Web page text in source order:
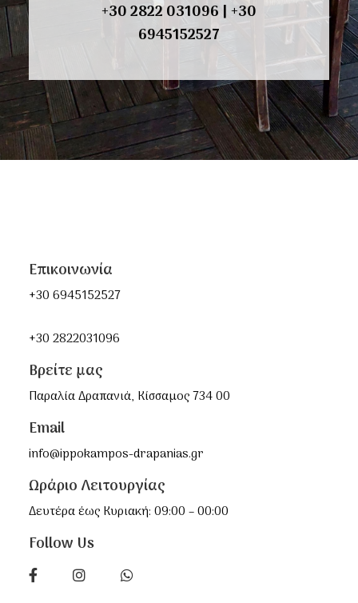
+302822 031096 | +30
6945152527
Επικοινωνία
+30 6945152527
+30 2822031096
Βρείτε μας
Παραλία Δραπανιά, Κίσσαμος 734 00
Email
info@ippokampos-drapanias.gr
Ωράριο Λειτουργίας
Δευτέρα έως Κυριακή: 09:00 – 00:00
Follow Us